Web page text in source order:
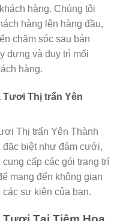
hàng. Chúng tôi
hàng lên hàng đầu,
chăm sóc sau bán
dựng và duy trì mối
hàng.
Thị trấn Yên
Thị trấn Yên Thành
biệt như đám cưới,
cấp các gói trang trí
mang đến không gian
sự kiện của bạn.